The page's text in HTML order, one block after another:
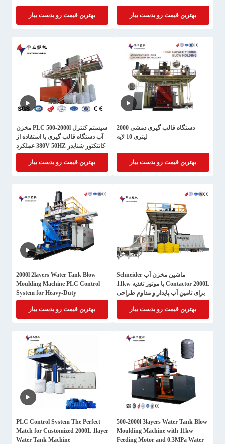
بهترین قیمت رو بدست بیار بهترین قیمت رو بدست بیار
دستگاه قالب گیری دمشی 2000
لیتری 10 لایه
بهترین قیمت رو بدست بیار
سیستم کنترل PLC 500-2000l مخزن
آب دستگاه قالب گیری با استفاده از
کانتکتور شنایدر 380V 50HZ عملکرد
ولتاژ
بهترین قیمت رو بدست بیار
ماشین مخزن آب Schneider
Contactor 2000L با موتور تغذیه 11kw
برای تامین آب پایدار و مداوم طراحی
شده است
بهترین قیمت رو بدست بیار
2000l 2layers Water Tank Blow
Moulding Machine PLC Control
System for Heavy-Duty
Applications
بهترین قیمت رو بدست بیار
500-2000l 3layers Water Tank Blow
Moulding Machine with 11kw
Feeding Motor and 0.3MPa Water
PLC Control System The Perfect
Match for Customized 2000L 1layer
Water Tank Machine